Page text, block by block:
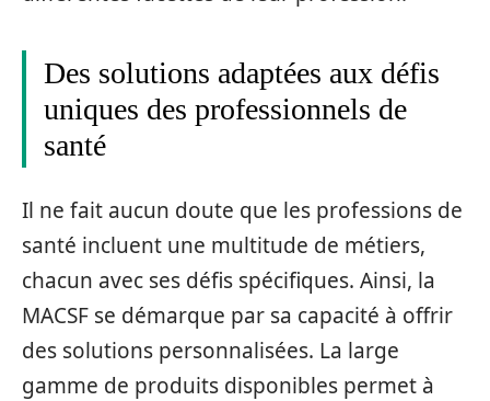
Des solutions adaptées aux défis
uniques des professionnels de
santé
Il ne fait aucun doute que les professions de
santé incluent une multitude de métiers,
chacun avec ses défis spécifiques. Ainsi, la
MACSF se démarque par sa capacité à offrir
des solutions personnalisées. La large
gamme de produits disponibles permet à